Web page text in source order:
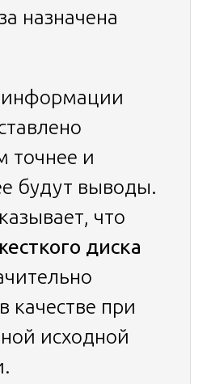
назначена
точнее и
будут выводы.
что
диска
качестве при
исходной